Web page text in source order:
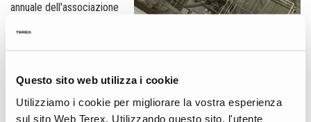
Questo sito web utilizza i cookie
Utilizziamo i cookie per migliorare la vostra esperienza
sul sito Web Terex. Utilizzando questo sito, l'utente
annuale dell'associazione
anno. Craig McKenna,
Safety, afferma: "Come
specialisti dei sistemi di sicurezza, siamo sempre interessati a
nuove soluzioni che ci permettono di lavorare in modo sicuro ed